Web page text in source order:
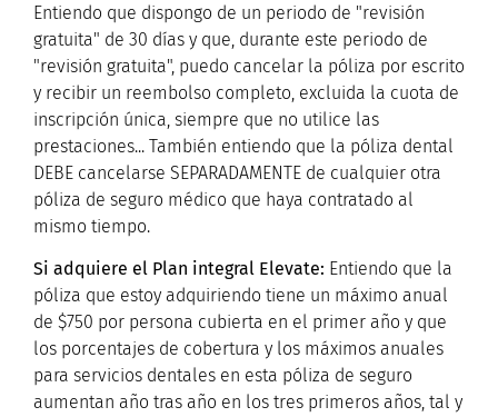
Entiendo que dispongo de un periodo de "revisión
gratuita" de 30 días y que, durante este periodo de
"revisión gratuita", puedo cancelar la póliza por escrito
y recibir un reembolso completo, excluida la cuota de
inscripción única, siempre que no utilice las
prestaciones... También entiendo que la póliza dental
DEBE cancelarse SEPARADAMENTE de cualquier otra
póliza de seguro médico que haya contratado al
mismo tiempo.
Si adquiere el Plan integral Elevate: Entiendo que la
póliza que estoy adquiriendo tiene un máximo anual
de $750 por persona cubierta en el primer año y que
los porcentajes de cobertura y los máximos anuales
para servicios dentales en esta póliza de seguro
aumentan año tras año en los tres primeros años, tal y